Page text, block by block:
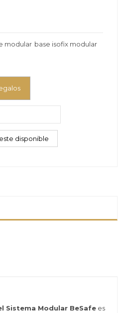
modular base isofix modular
Sistema Modular BeSafees